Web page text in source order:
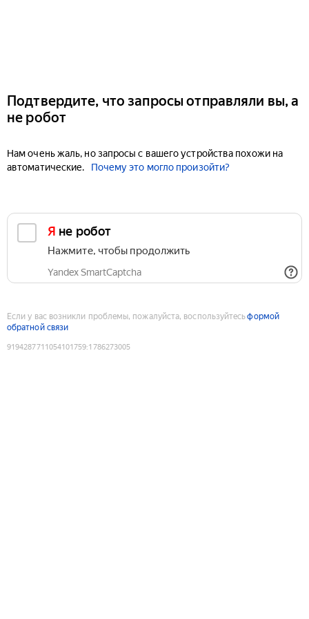
Подтвердите, что запросы отправляли вы, а
не робот
Нам очень жаль, но запросы с вашего устройства похожи на
автоматические.
Почему это могло произойти?
Я не робот
Нажмите, чтобы продолжить
Yandex SmartCaptcha
Если у вас возникли проблемы, пожалуйста, воспользуйтесьформой
обратной связи
9194287711054101759:1786273005